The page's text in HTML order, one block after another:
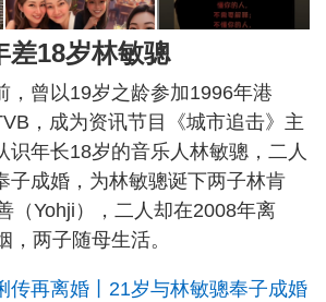
差18岁林敏骢
，曾以19岁之龄参加1996年港
，成为资讯节目《城市追击》主
识年长18岁的音乐人林敏骢，二人
子成婚，为林敏骢诞下两子林肯
（Yohji），二人却在2008年离
，两子随母生活。
传再离婚丨21岁与林敏骢奉子成婚